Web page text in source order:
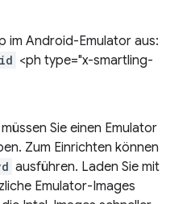
im Android-Emulator aus:
<ph type="x-smartling-
Sie einen Emulator
Zum Einrichten können
ausführen. Laden Sie mit
Emulator-Images